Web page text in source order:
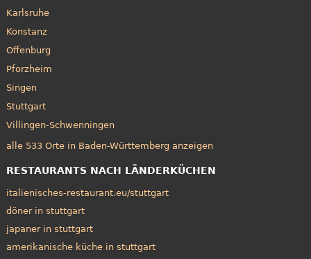
Karlsruhe
Konstanz
Offenburg
Pforzheim
Singen
Stuttgart
Villingen-Schwenningen
alle 533 Orte in Baden-Württemberg anzeigen
RESTAURANTS NACH LÄNDERKÜCHEN
italienisches-restaurant.eu/stuttgart
döner in stuttgart
japaner in stuttgart
amerikanische küche in stuttgart